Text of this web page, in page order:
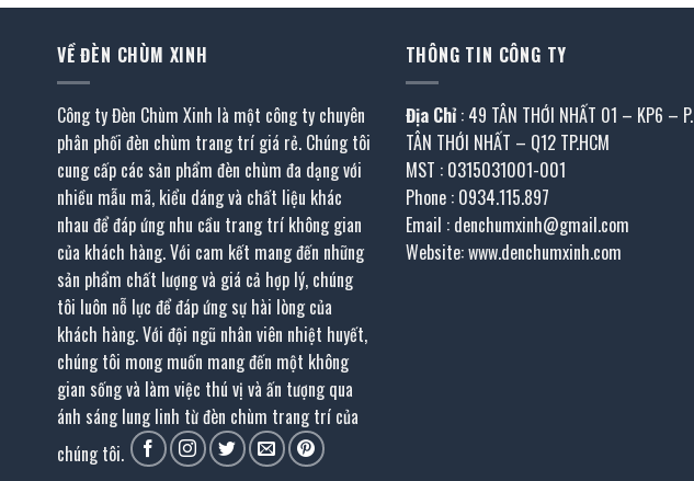
VỀ ĐÈN CHÙM XINH
Công ty Đèn Chùm Xinh là một công ty chuyên
phân phối đèn chùm trang trí giá rẻ. Chúng tôi
cung cấp các sản phẩm đèn chùm đa dạng với
nhiều mẫu mã, kiểu dáng và chất liệu khác
nhau để đáp ứng nhu cầu trang trí không gian
của khách hàng. Với cam kết mang đến những
sản phẩm chất lượng và giá cả hợp lý, chúng
tôi luôn nỗ lực để đáp ứng sự hài lòng của
khách hàng. Với đội ngũ nhân viên nhiệt huyết,
chúng tôi mong muốn mang đến một không
gian sống và làm việc thú vị và ấn tượng qua
ánh sáng lung linh từ đèn chùm trang trí của
chúng tôi.
THÔNG TIN CÔNG TY
Địa Chỉ : 49 TÂN THỚI NHẤT 01 – KP6 – P.
TÂN THỚI NHẤT – Q12 TP.HCM
MST : 0315031001-001
Phone : 0934.115.897
Email : denchumxinh@gmail.com
Website: www.denchumxinh.com